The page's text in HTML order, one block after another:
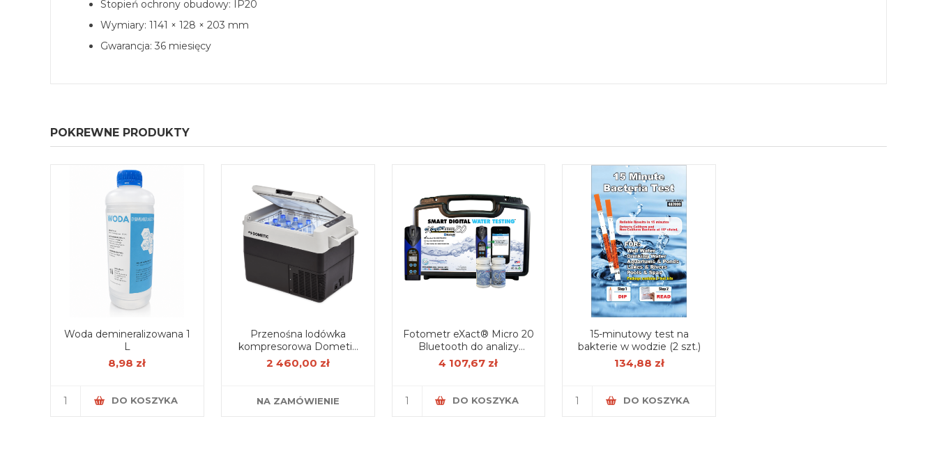
Stopień ochrony obudowy: IP20
Wymiary: 1141 × 128 × 203 mm
Gwarancja: 36 miesięcy
POKREWNE PRODUKTY
Woda demineralizowana 1
L
8,98 zł
DO KOSZYKA
Przenośna lodówka
kompresorowa Dometic
CFF 45, 44L
2 460,00 zł
NA ZAMÓWIENIE
Fotometr eXact® Micro 20
Bluetooth do analizy
jakości wody – zestaw
startowy
4 107,67 zł
DO KOSZYKA
15-minutowy test na
bakterie w wodzie (2 szt.)
134,88 zł
DO KOSZYKA